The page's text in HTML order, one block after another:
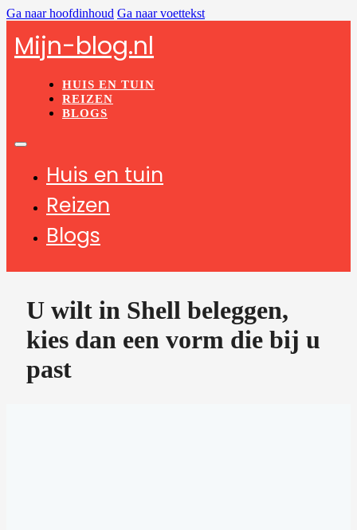
Ga naar hoofdinhoud Ga naar voettekst
Mijn-blog.nl
HUIS EN TUIN
REIZEN
BLOGS
Huis en tuin
Reizen
Blogs
U wilt in Shell beleggen,
kies dan een vorm die bij u
past